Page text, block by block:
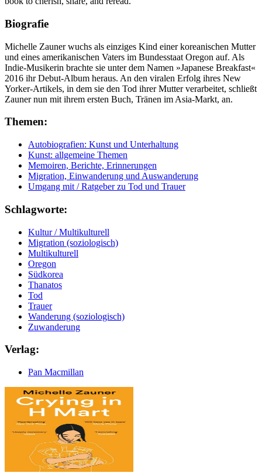
Biografie
Michelle Zauner wuchs als einziges Kind einer koreanischen Mutter
und eines amerikanischen Vaters im Bundesstaat Oregon auf. Als
Indie-Musikerin brachte sie unter dem Namen »Japanese Breakfast«
2016 ihr Debut-Album heraus. An den viralen Erfolg ihres New
Yorker-Artikels, in dem sie den Tod ihrer Mutter verarbeitet, schließt
Zauner nun mit ihrem ersten Buch, Tränen im Asia-Markt, an.
Themen:
Autobiografien: Kunst und Unterhaltung
Kunst: allgemeine Themen
Memoiren, Berichte, Erinnerungen
Migration, Einwanderung und Auswanderung
Umgang mit / Ratgeber zu Tod und Trauer
Schlagworte:
Kultur / Multikulturell
Migration (soziologisch)
Multikulturell
Oregon
Südkorea
Thanatos
Tod
Trauer
Wanderung (soziologisch)
Zuwanderung
Verlag:
Pan Macmillan